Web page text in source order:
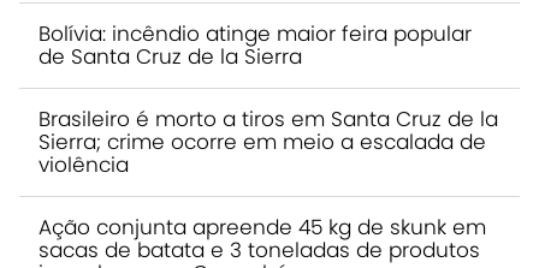
Bolívia: incêndio atinge maior feira popular
de Santa Cruz de la Sierra
Brasileiro é morto a tiros em Santa Cruz de la
Sierra; crime ocorre em meio a escalada de
violência
Ação conjunta apreende 45 kg de skunk em
sacas de batata e 3 toneladas de produtos